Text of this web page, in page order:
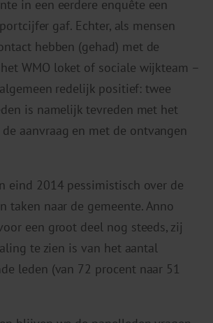
in een eerdere enquête een
gaf. Echter, als mensen
hebben (gehad) met de
WMO loket of sociale wijkteam –
redelijk positief: twee
is namelijk tevreden met het
aanvraag en met de ontvangen
eind 2014 pessimistisch over de
taken naar de gemeente. Anno
een groot deel nog steeds, zij
te zien is van het aantal
leden (van 72 procent naar 51